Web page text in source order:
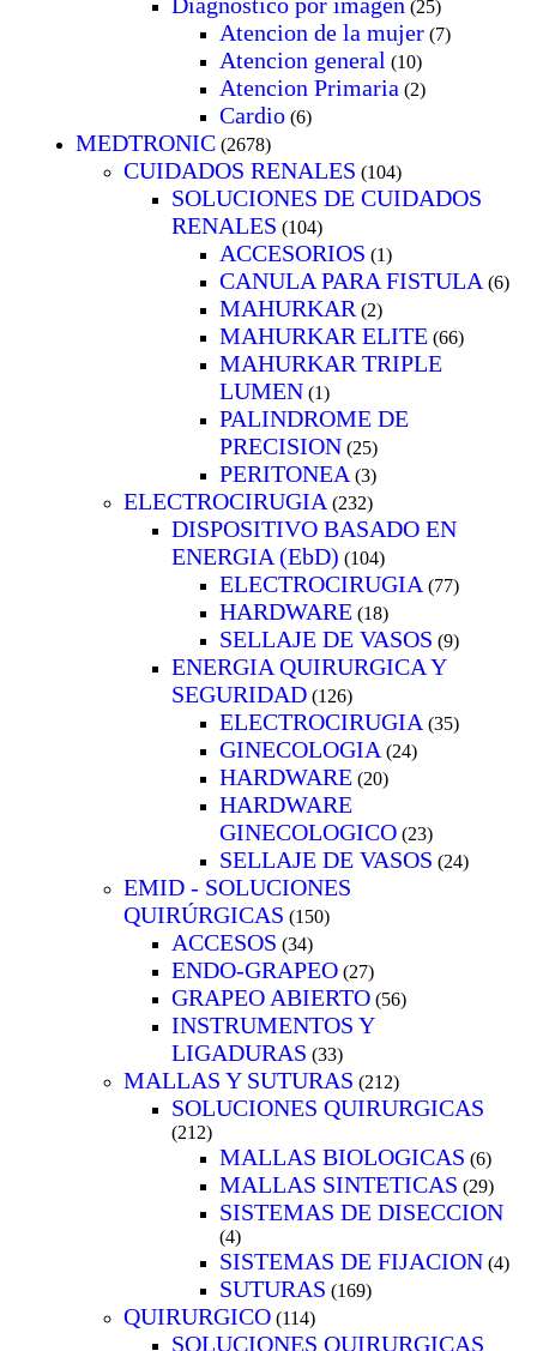
(25)
Atencion de la mujer (7)
Atencion general (10)
Atencion Primaria (2)
Cardio (6)
MEDTRONIC (2678)
CUIDADOS RENALES (104)
SOLUCIONES DE CUIDADOS
RENALES (104)
ACCESORIOS (1)
CANULA PARA FISTULA (6)
MAHURKAR (2)
MAHURKAR ELITE (66)
MAHURKAR TRIPLE
LUMEN (1)
PALINDROME DE
PRECISION (25)
PERITONEA (3)
ELECTROCIRUGIA (232)
DISPOSITIVO BASADO EN
ENERGIA (EbD) (104)
ELECTROCIRUGIA (77)
HARDWARE (18)
SELLAJE DE VASOS (9)
ENERGIA QUIRURGICA Y
SEGURIDAD (126)
ELECTROCIRUGIA (35)
GINECOLOGIA (24)
HARDWARE (20)
HARDWARE
GINECOLOGICO (23)
SELLAJE DE VASOS (24)
EMID - SOLUCIONES
QUIRÚRGICAS (150)
ACCESOS (34)
ENDO-GRAPEO (27)
GRAPEO ABIERTO (56)
INSTRUMENTOS Y
LIGADURAS (33)
MALLAS Y SUTURAS (212)
SOLUCIONES QUIRURGICAS
(212)
MALLAS BIOLOGICAS (6)
MALLAS SINTETICAS (29)
SISTEMAS DE DISECCION
(4)
SISTEMAS DE FIJACION (4)
SUTURAS (169)
QUIRURGICO (114)
SOLUCIONES QUIRURGICAS